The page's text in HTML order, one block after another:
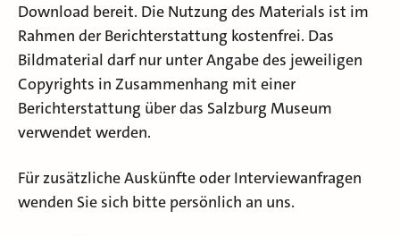
Download bereit. Die Nutzung des Materials ist im
Rahmen der Berichterstattung kostenfrei. Das
Bildmaterial darf nur unter Angabe des jeweiligen
Copyrights in Zusammenhang mit einer
Berichterstattung über das Salzburg Museum
verwendet werden.
Für zusätzliche Auskünfte oder Interviewanfragen
wenden Sie sich bitte persönlich an uns.